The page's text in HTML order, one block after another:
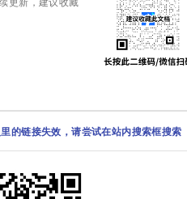
更新，建议收藏
的链接失效，请尝试在站内搜索框搜索